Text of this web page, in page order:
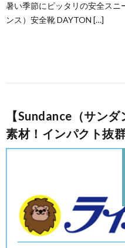
暑い季節にピッタリの安全スニ
ンス）安全靴 DAYTON […]
【Sundance（サン
素材！インパクト抜